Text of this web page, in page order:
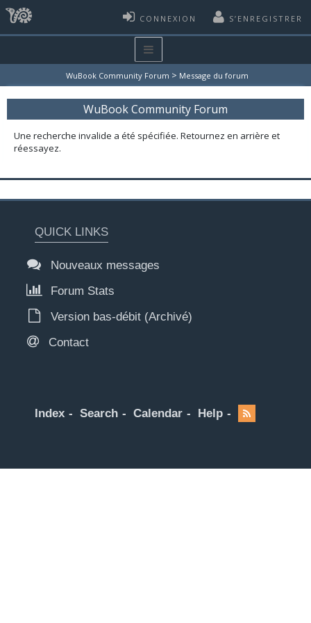
CONNEXION S’ENREGISTRER
WuBook Community Forum > Message du forum
WuBook Community Forum
Une recherche invalide a été spécifiée. Retournez en arrière et
réessayez.
QUICK LINKS
Nouveaux messages
Forum Stats
Version bas-débit (Archivé)
Contact
Index Search Calendar Help